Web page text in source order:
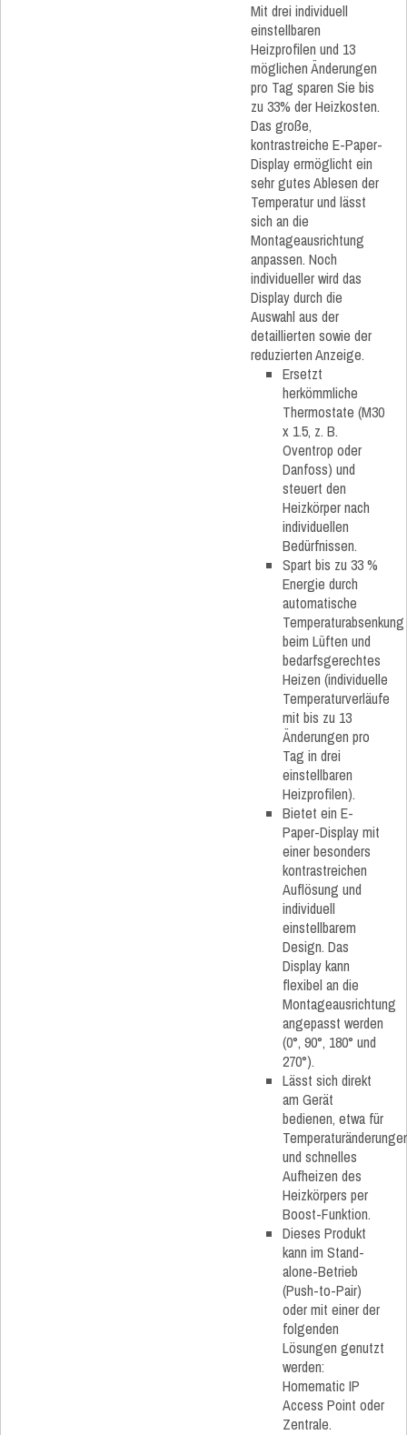
Mit drei individuell
einstellbaren
Heizprofilen und 13
möglichen Änderungen
pro Tag sparen Sie bis
zu 33% der Heizkosten.
Das große,
kontrastreiche E-Paper-
Display ermöglicht ein
sehr gutes Ablesen der
Temperatur und lässt
sich an die
Montageausrichtung
anpassen. Noch
individueller wird das
Display durch die
Auswahl aus der
detaillierten sowie der
reduzierten Anzeige.
Ersetzt
herkömmliche
Thermostate (M30
x 1.5, z. B.
Oventrop oder
Danfoss) und
steuert den
Heizkörper nach
individuellen
Bedürfnissen.
Spart bis zu 33 %
Energie durch
automatische
Temperaturabsenkung
beim Lüften und
bedarfsgerechtes
Heizen (individuelle
Temperaturverläufe
mit bis zu 13
Änderungen pro
Tag in drei
einstellbaren
Heizprofilen).
Bietet ein E-
Paper-Display mit
einer besonders
kontrastreichen
Auflösung und
individuell
einstellbarem
Design. Das
Display kann
flexibel an die
Montageausrichtung
angepasst werden
(0°, 90°, 180° und
270°).
Lässt sich direkt
am Gerät
bedienen, etwa für
und schnelles
Aufheizen des
Heizkörpers per
Boost-Funktion.
Dieses Produkt
kann im Stand-
alone-Betrieb
(Push-to-Pair)
oder mit einer der
folgenden
Lösungen genutzt
werden:
Homematic IP
Access Point oder
Zentrale.